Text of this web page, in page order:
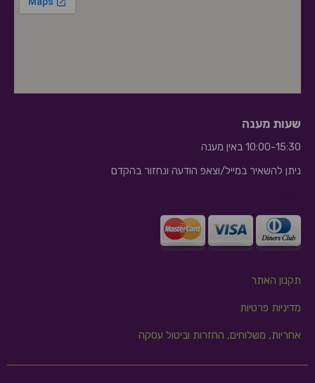
שעות מענה
10:00-15:30 באין מענה
ניתן להשאיר במייל/וצאפ הודעה ונחזור בהקדם
תקנון האתר
מדיניות פרטיות
אחריות, משלוחים, החזרות וביטול עסקה